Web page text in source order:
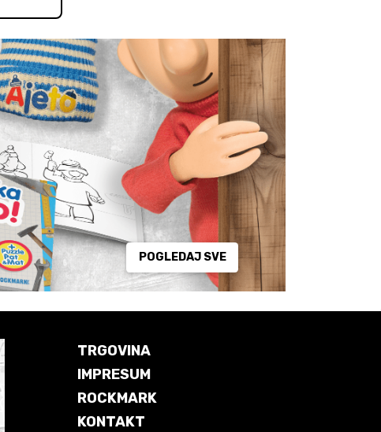
POGLEDAJ SVE
TRGOVINA
IMPRESUM
ROCKMARK
KONTAKT